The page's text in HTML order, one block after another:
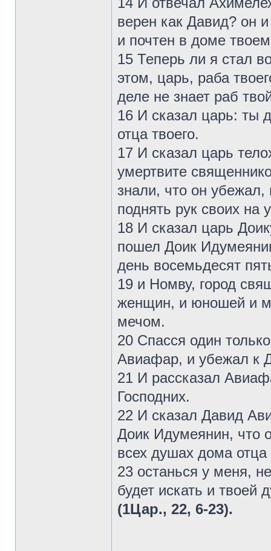
верен как Давид? он
и почтен в доме
15 Теперь ли я стал
этом, царь, раба
деле не знает раб
16 И сказал царь: ты
отца твоего.
17 И сказал царь
умертвите
знали, что он убежал,
поднять рук своих на
18 И сказал царь
пошел Доик
день восемьдесят
19 и Номву, город
женщин, и юношей и
мечом.
20 Спасся один
Авиафар, и убежал к
21 И рассказал
Господних.
22 И сказал Давид
Доик Идумеянин, что
всех душах дома отца
23 останься у меня,
будет искать и
(1Цар., 22, 6-23).